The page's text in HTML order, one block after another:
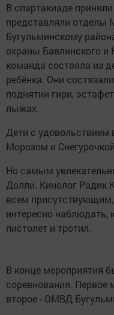
В спартакиаде
представляли отделы
Бугульминскому
охраны Бавлинского и
команда состояла из
ребёнка. Они
поднятии гири,
лыжах.
Дети с
Морозом и
Но самым
Долли. Кинолог Радик
всем присутствующим,
интересно наблюдать,
пистолет и тротил.
В конце мероприятия
соревнования.
второе - ОМВД